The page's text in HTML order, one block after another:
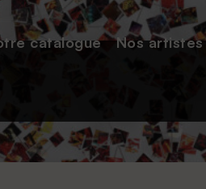
catalogue Nosartistes